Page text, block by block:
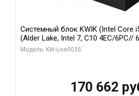
Системный блок KWIK (Intel Core
(Alder Lake, Intel 7, C10 4EC/6PC//
Sinotex GTX1650 4GB 128bit GDDR6
Модель: KW-Live0035
170 662